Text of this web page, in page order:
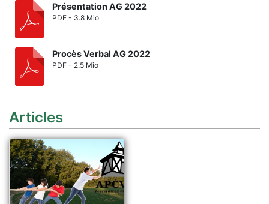
Présentation AG 2022
PDF - 3.8 Mio
Procès Verbal AG 2022
PDF - 2.5 Mio
Articles